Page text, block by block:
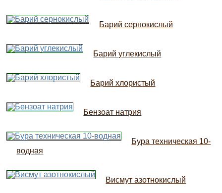
Барий сернокислый
Барий углекислый
Барий хлористый
Бензоат натрия
Бура техническая 10-
водная
Висмут азотнокислый